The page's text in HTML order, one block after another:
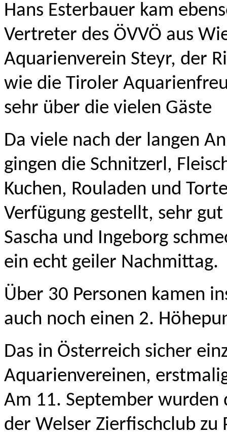
Hans Esterbauer kam
Vertreter des ÖVVÖ aus
Aquarienverein Steyr, der
wie die Tiroler
sehr über die vielen Gäste
Da viele nach der langen
gingen die Schnitzerl,
Kuchen, Rouladen und
Verfügung gestellt, sehr
Sascha und Ingeborg
ein echt geiler Nachmittag.
Über 30 Personen kamen
auch noch einen 2.
Das in Österreich sicher
Aquarienvereinen,
Am 11. September
der Welser Zierfischclub